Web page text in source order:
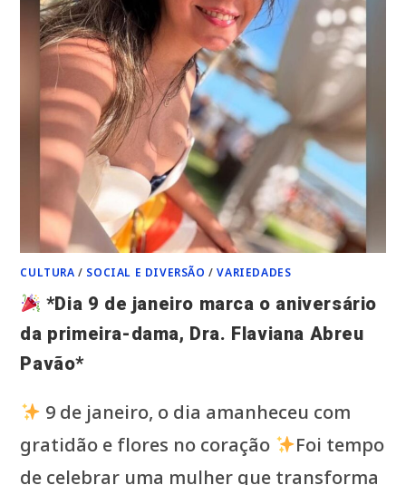
CULTURA / SOCIAL E DIVERSÃO /VARIEDADES
*Dia 9 de janeiro marca o aniversário
da primeira-dama, Dra. Flaviana Abreu
Pavão*
9 de janeiro, o dia amanheceu com
gratidão e flores no coração
Foi tempo
de celebrar uma mulher que transforma